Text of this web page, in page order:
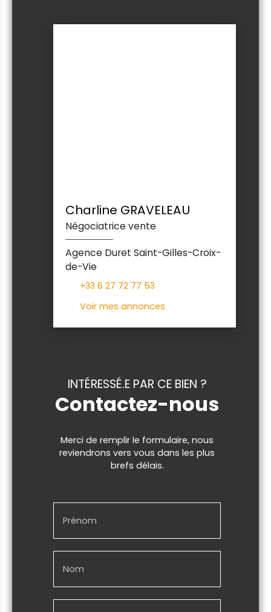
Charline GRAVELEAU
Négociatrice vente
Agence Duret Saint-Gilles-Croix-
de-Vie
+33 6 27 72 77 53
Voir mes annonces
INTÉRESSÉ.E PAR CE BIEN ?
Contactez-nous
Merci de remplir le formulaire, nous
reviendrons vers vous dans les plus
brefs délais.
Prénom
Nom